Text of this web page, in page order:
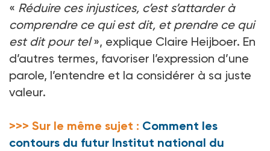
« Réduire ces injustices, c’est s’attarder à
comprendre ce qui est dit, et prendre ce qui
est dit pour tel», explique Claire Heijboer. En
d’autres termes, favoriser l’expression d’une
parole, l’entendre et la considérer à sa juste
valeur.
>>> Sur le même sujet : Comment les
contours du futur Institut national du